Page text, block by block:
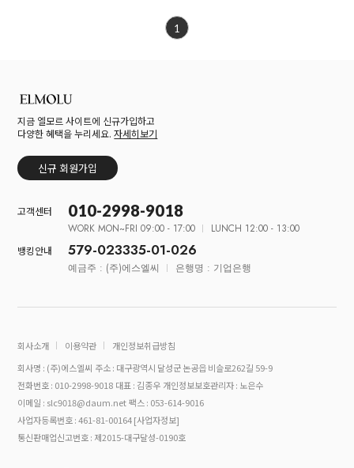
1
지금 엘모르 사이트에 신규가입하고
다양한 혜택을 누리세요.자세히보기
신규 회원가입
고객센터 010-2998-9018
WORK MON~FRI 09:00 - 17:00 LUNCH 12:00 - 13:00
뱅킹안내 579-023335-01-026
예금주 : (주)에스엘씨 은행명 : 기업은행
회사소개 이용약관
개인정보취급방침
회사명 : (주)에스엘씨 주소 : 대구광역시 달성군 논공읍 비슬로262길 59-9
전화번호 : 010-2998-9018 대표 : 김종우 개인정보보호관리자 : 노은수
이메일 : slc9018@daum.net 팩스 : 053-614-9016
사업자등록번호 : 461-81-00164[사업자정보]
통신판매업신고번호 : 제2015-대구달성-0190호